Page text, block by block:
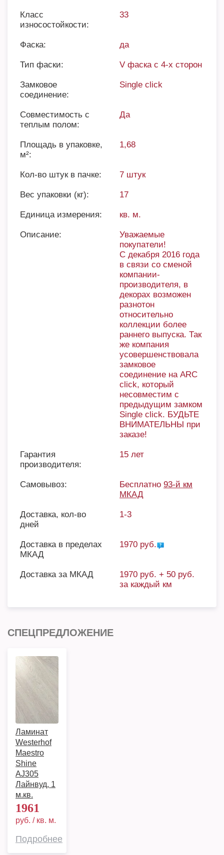
Класс
износостойкости:
33
Фаска: да
Тип фаски: V фаска с 4-х сторон
Замковое
соединение:
Single click
Совместимость с
теплым полом:
Да
Площадь в упаковке,
м²:
1,68
Кол-во штук в пачке: 7 штук
Вес упаковки (кг): 17
Единица измерения: кв. м.
Описание:
Уважаемые
покупатели!
С декабря 2016 года
в связи со сменой
компании-
производителя, в
декорах возможен
разнотон
относительно
коллекции более
раннего выпуска. Так
же компания
усовершенствовала
замковое
соединение на ARC
click, который
несовместим с
предыдущим замком
Single click. БУДЬТЕ
ВНИМАТЕЛЬНЫ при
заказе!
Гарантия
производителя:
15 лет
Самовывоз: Бесплатно 93-й км
МКАД
Доставка, кол-во
дней
1-3
Доставка в пределах
МКАД
1970 руб.
Доставка за МКАД
1970 руб. + 50 руб.
за каждый км
СПЕЦПРЕДЛОЖЕНИЕ
Ламинат
Westerhof
Maestro
Shine
AJ305
Лайнвуд, 1
м.кв.
1961
руб. / кв. м.
Подробнее